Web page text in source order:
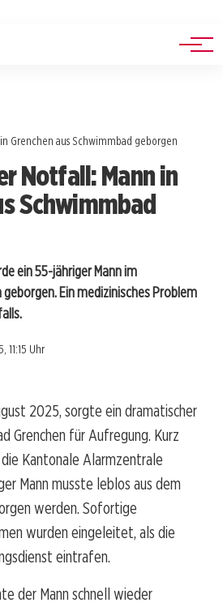
Grenchen aus Schwimmbad geborgen
Notfall: Mann in
Schwimmbad
ein 55-jähriger Mann im
Ein medizinisches Problem
Uhr
2025, sorgte ein dramatischer
Grenchen für Aufregung. Kurz
Kantonale Alarmzentrale
Mann musste leblos aus dem
werden. Sofortige
wurden eingeleitet, als die
eintrafen.
der Mann schnell wieder